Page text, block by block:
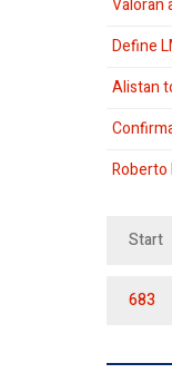
Define
Alistan
Roberto
Start
683